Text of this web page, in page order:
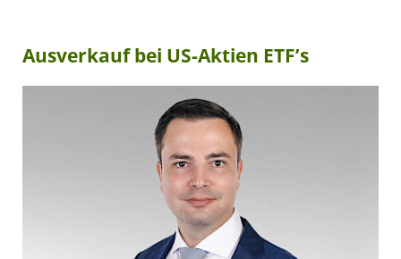
Ausverkauf bei US-Aktien ETF’s